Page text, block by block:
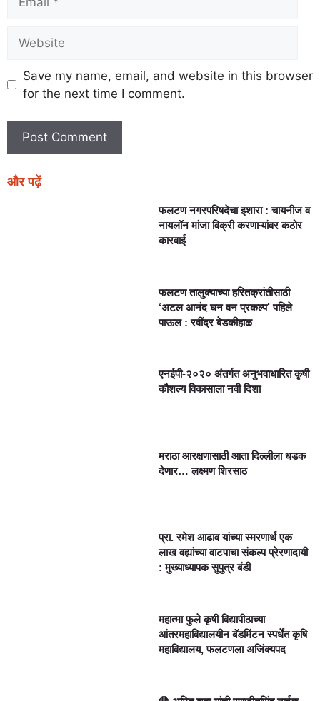
Save my name, email, and website in this browser
for the next time I comment.
और पढ़ें
फलटण नगरपरिषदेचा इशारा : चायनीज व
नायलॉन मांजा विक्री करणाऱ्यांवर कठोर
कारवाई
फलटण तालुक्याच्या हरितक्रांतीसाठी
‘अटल आनंद घन वन प्रकल्प’ पहिले
पाऊल : रवींद्र बेडकीहाळ
एनईपी-२०२० अंतर्गत अनुभवाधारित कृषी
कौशल्य विकासाला नवी दिशा
मराठा आरक्षणासाठी आता दिल्लीला धडक
देणार… लक्ष्मण शिरसाठ
प्रा. रमेश आढाव यांच्या स्मरणार्थ एक
लाख वह्यांच्या वाटपाचा संकल्प प्रेरणादायी
: मुख्याध्यापक सुपुत्र बंडी
महात्मा फुले कृषी विद्यापीठाच्या
आंतरमहाविद्यालयीन बॅडमिंटन स्पर्धेत कृषि
महाविद्यालय, फलटणला अजिंक्यपद